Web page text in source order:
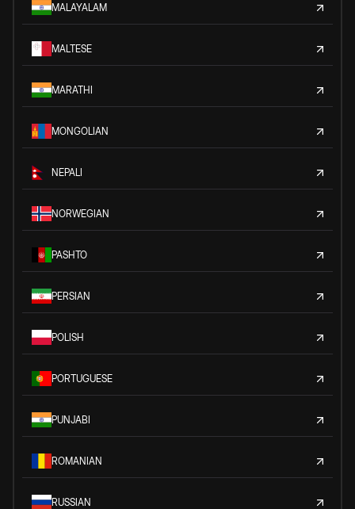
MALAYALAM
MALTESE
MARATHI
MONGOLIAN
NEPALI
NORWEGIAN
PASHTO
PERSIAN
POLISH
PORTUGUESE
PUNJABI
ROMANIAN
RUSSIAN